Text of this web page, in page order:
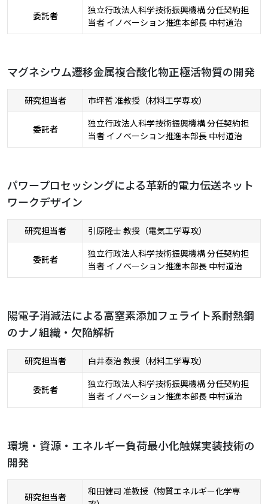
委託者
独立行政法人科学技術振興機構 分任契約担
当者 イノベーション推進本部長 中村道治
マグネシウム遷移金属複合酸化物正極活物質の開発
研究担当者 市坪哲 准教授（材料工学専攻）
委託者
独立行政法人科学技術振興機構 分任契約担
当者 イノベーション推進本部長 中村道治
パワープロセッシングによる革新的電力伝送ネット
ワークデザイン
研究担当者 引原隆士 教授（電気工学専攻）
委託者
独立行政法人科学技術振興機構 分任契約担
当者 イノベーション推進本部長 中村道治
陽電子消滅法による高窒素添加フェライト系耐熱鋼
のナノ組織・欠陥解析
研究担当者 白井泰治 教授（材料工学専攻）
委託者
独立行政法人科学技術振興機構 分任契約担
当者 イノベーション推進本部長 中村道治
環境・資源・エネルギー負荷最小化触媒実装技術の
開発
研究担当者
和田健司 准教授（物質エネルギー化学専